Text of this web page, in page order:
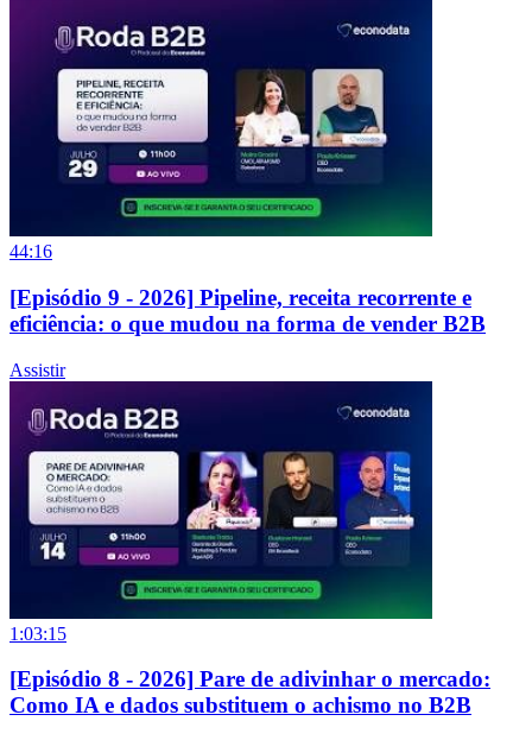
44:16
[Episódio 9 - 2026] Pipeline, receita recorrente e
eficiência: o que mudou na forma de vender B2B
Assistir
1:03:15
[Episódio 8 - 2026] Pare de adivinhar o mercado:
Como IA e dados substituem o achismo no B2B